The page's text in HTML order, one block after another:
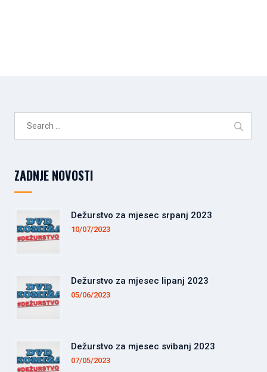
ZADNJE NOVOSTI
Dežurstvo za mjesec srpanj 2023
10/07/2023
Dežurstvo za mjesec lipanj 2023
05/06/2023
Dežurstvo za mjesec svibanj 2023
07/05/2023